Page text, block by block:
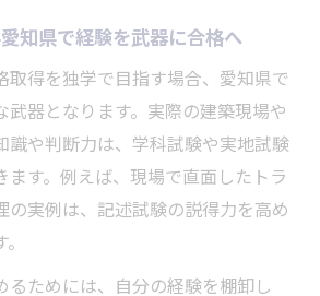
知県で経験を武器に合格へ
取得を独学で目指す場合、愛知県で
武器となります。実際の建築現場や
識や判断力は、学科試験や実地試験
ます。例えば、現場で直面したトラ
の実例は、記述試験の説得力を高め
るためには、自分の経験を棚卸し